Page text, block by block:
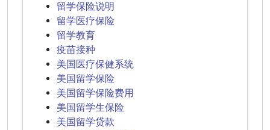
留学保险说明
留学医疗保险
留学教育
疫苗接种
美国医疗保健系统
美国留学保险
美国留学保险费用
美国留学生保险
美国留学贷款